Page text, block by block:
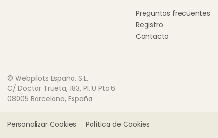
Preguntas frecuentes
Registro
Contacto
© Webpilots España, S.L.
C/ Doctor Trueta, 183, Pl.10 Pta.6
08005 Barcelona, España
Personalizar Cookies
Política de Cookies